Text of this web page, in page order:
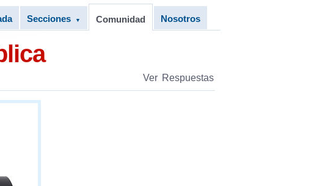
Secciones ▼ Comunidad Nosotros
Ver Respuestas